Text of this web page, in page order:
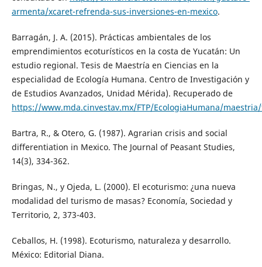
armenta/xcaret-refrenda-sus-inversiones-en-mexico.
Barragán, J. A. (2015). Prácticas ambientales de los
emprendimientos ecoturísticos en la costa de Yucatán: Un
estudio regional. Tesis de Maestría en Ciencias en la
especialidad de Ecología Humana. Centro de Investigación y
de Estudios Avanzados, Unidad Mérida). Recuperado de
https://www.mda.cinvestav.mx/FTP/EcologiaHumana/
Bartra, R., & Otero, G. (1987). Agrarian crisis and social
differentiation in Mexico. The Journal of Peasant Studies,
14(3), 334-362.
Bringas, N., y Ojeda, L. (2000). El ecoturismo: ¿una nueva
modalidad del turismo de masas? Economía, Sociedad y
Territorio, 2, 373-403.
Ceballos, H. (1998). Ecoturismo, naturaleza y desarrollo.
México: Editorial Diana.